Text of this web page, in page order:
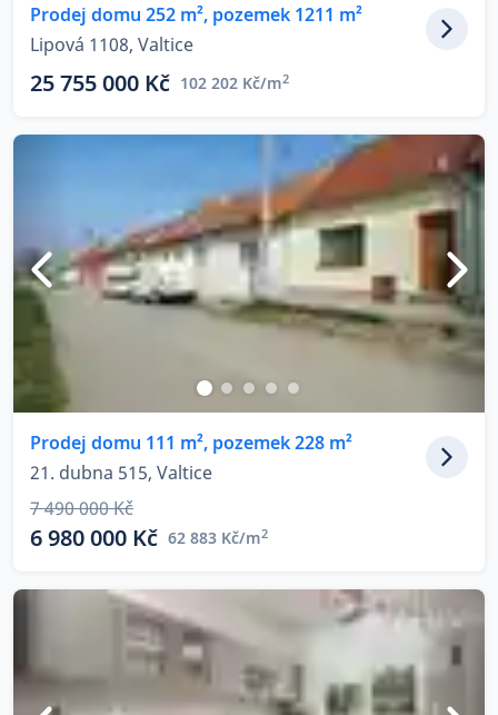
Prodej domu 252 m², pozemek 1211 m²
Lipová 1108, Valtice
25 755 000 Kč 102 202 Kč/m2
Prodej domu 111 m², pozemek 228 m²
21. dubna 515, Valtice
7 490 000 Kč
6 980 000 Kč 62 883 Kč/m2